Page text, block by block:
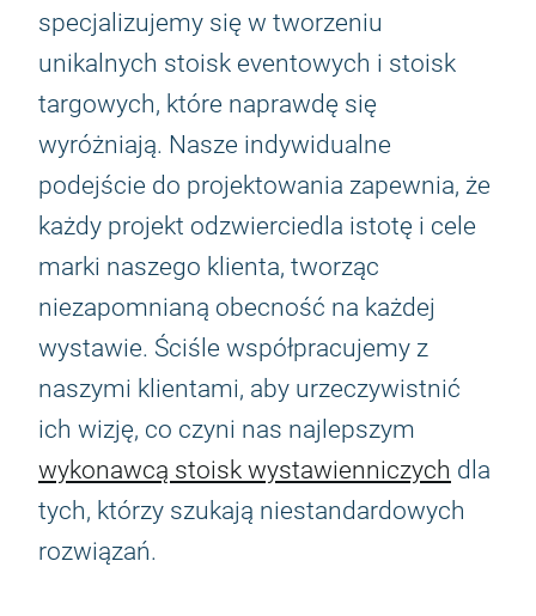
specjalizujemy się w tworzeniu
unikalnych stoisk eventowych i stoisk
targowych, które naprawdę się
wyróżniają. Nasze indywidualne
podejście do projektowania zapewnia, że
każdy projekt odzwierciedla istotę i cele
marki naszego klienta, tworząc
niezapomnianą obecność na każdej
wystawie. Ściśle współpracujemy z
naszymi klientami, aby urzeczywistnić
ich wizję, co czyni nas najlepszym
wykonawcą stoisk wystawienniczych dla
tych, którzy szukają niestandardowych
rozwiązań.